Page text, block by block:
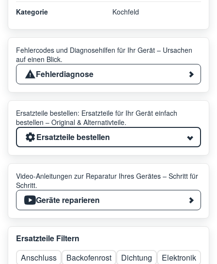
Kategorie Kochfeld
Fehlercodes und Diagnosehilfen für Ihr Gerät – Ursachen
auf einen Blick.
Fehlerdiagnose
Ersatzteile bestellen: Ersatzteile für Ihr Gerät einfach
bestellen – Original & Alternativteile.
Ersatzteile bestellen
Video-Anleitungen zur Reparatur Ihres Gerätes – Schritt für
Schritt.
Geräte reparieren
Ersatzteile Filtern
Anschluss
Backofenrost Dichtung
Elektronik